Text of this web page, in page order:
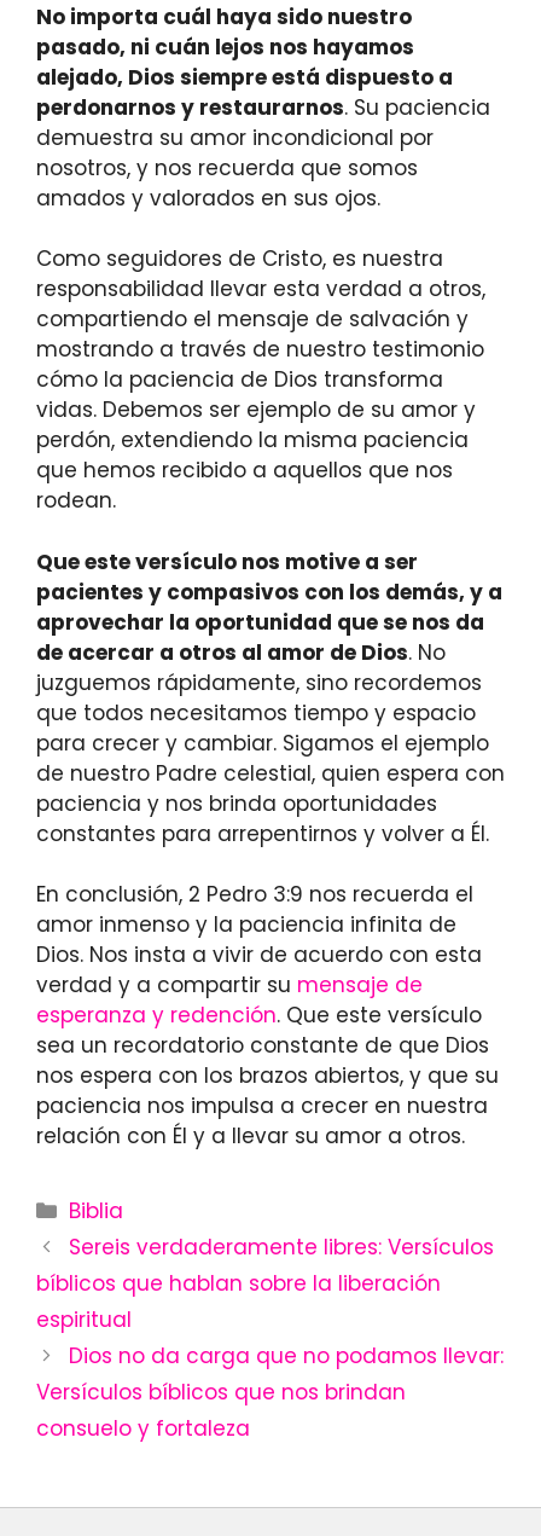
No importa cuál haya sido nuestro
pasado, ni cuán lejos nos hayamos
alejado, Dios siempre está dispuesto a
perdonarnos y restaurarnos. Su paciencia
demuestra su amor incondicional por
nosotros, y nos recuerda que somos
amados y valorados en sus ojos.
Como seguidores de Cristo, es nuestra
responsabilidad llevar esta verdad a otros,
compartiendo el mensaje de salvación y
mostrando a través de nuestro testimonio
cómo la paciencia de Dios transforma
vidas. Debemos ser ejemplo de su amor y
perdón, extendiendo la misma paciencia
que hemos recibido a aquellos que nos
rodean.
Que este versículo nos motive a ser
pacientes y compasivos con los demás, y a
aprovechar la oportunidad que se nos da
de acercar a otros al amor de Dios. No
juzguemos rápidamente, sino recordemos
que todos necesitamos tiempo y espacio
para crecer y cambiar. Sigamos el ejemplo
de nuestro Padre celestial, quien espera con
paciencia y nos brinda oportunidades
constantes para arrepentirnos y volver a Él.
En conclusión, 2 Pedro 3:9 nos recuerda el
amor inmenso y la paciencia infinita de
Dios. Nos insta a vivir de acuerdo con esta
verdad y a compartir su mensaje de
esperanza y redención. Que este versículo
sea un recordatorio constante de que Dios
nos espera con los brazos abiertos, y que su
paciencia nos impulsa a crecer en nuestra
relación con Él y a llevar su amor a otros.
Categories
Biblia
Sereis verdaderamente libres: Versículos
bíblicos que hablan sobre la liberación
espiritual
Dios no da carga que no podamos llevar:
Versículos bíblicos que nos brindan
consuelo y fortaleza